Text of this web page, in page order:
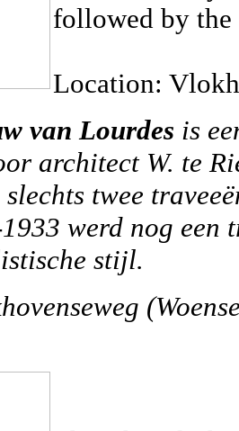
followed by
Location:
van Lourdes is
architect W. te
slechts twee
werd nog een
stijl.